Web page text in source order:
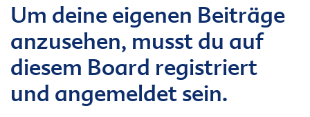
Um deine eigenen Beiträge
anzusehen, musst du auf
diesem Board registriert
und angemeldet sein.